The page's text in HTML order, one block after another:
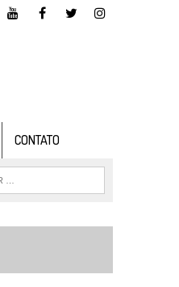
CONTATO